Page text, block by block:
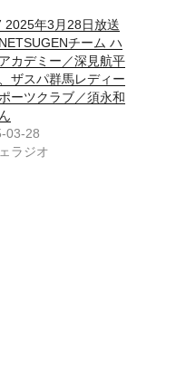
2025年3月28日放送
チーム ハ
カデミー／深見航平
ザスパ群馬レディー
ーツクラブ／須永和
03-28
ラジオ